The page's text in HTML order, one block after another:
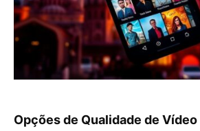
Opções de Qualidade de